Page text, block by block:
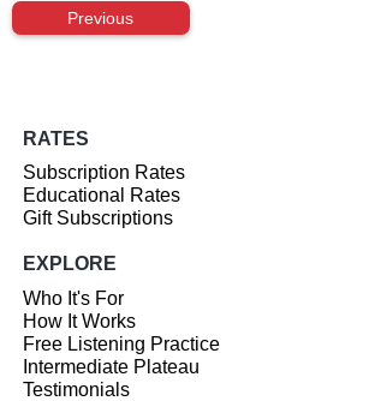
Previous
RATES
Subscription Rates
Educational Rates
Gift Subscriptions
EXPLORE
Who It's For
How It Works
Free Listening Practice
Intermediate Plateau
Testimonials